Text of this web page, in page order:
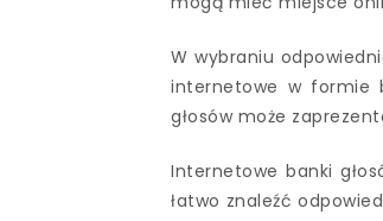
W wybraniu
internetowe w formie
głosów może
Internetowe banki
łatwo znaleźć